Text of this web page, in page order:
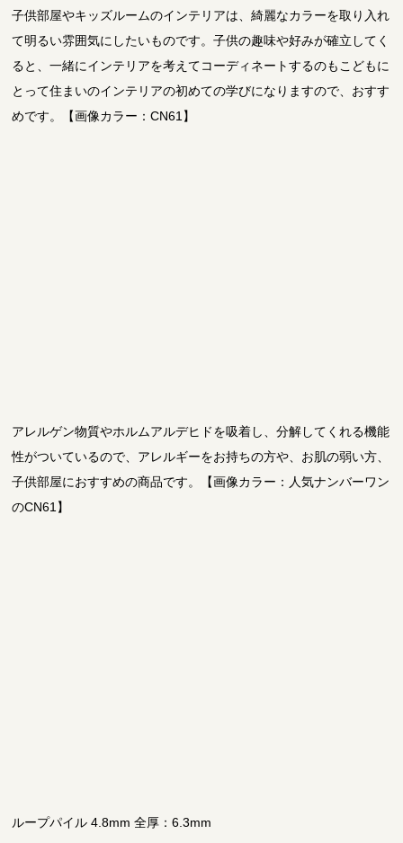
子供部屋やキッズルームのインテリアは、綺麗なカラーを取り入れ
て明るい雰囲気にしたいものです。子供の趣味や好みが確立してく
ると、一緒にインテリアを考えてコーディネートするのもこどもに
とって住まいのインテリアの初めての学びになりますので、おすす
めです。【画像カラー：CN61】
アレルゲン物質やホルムアルデヒドを吸着し、分解してくれる機能
性がついているので、アレルギーをお持ちの方や、お肌の弱い方、
子供部屋におすすめの商品です。【画像カラー：人気ナンバーワン
のCN61】
ループパイル 4.8mm 全厚：6.3mm